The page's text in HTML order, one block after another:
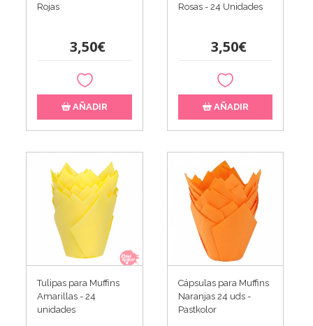
Rojas
3,50€
AÑADIR
Rosas - 24 Unidades
3,50€
AÑADIR
Tulipas para Muffins
Amarillas - 24
unidades
Cápsulas para Muffins
Naranjas 24 uds -
Pastkolor